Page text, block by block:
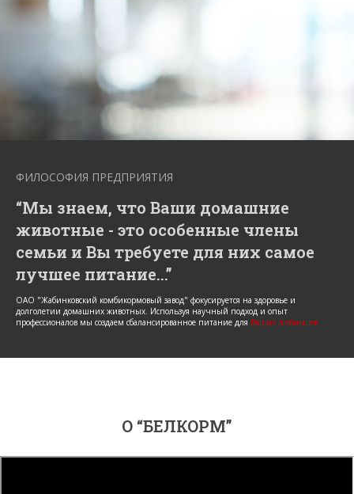
ФИЛОСОФИЯ ПРЕДПРИЯТИЯ
“Мы знаем, что Ваши домашние
животные - это особенные члены
семьи и Вы требуете для них самое
лучшее питание...”
ОАО "Жабинковский комбикормовый завод" фокусируется на здоровье и
долголетии домашних животных. Используя научный подход и опыт
профессионалов мы создаем сбалансированное питание для Ваших любимцев
О “БЕЛКОРМ”